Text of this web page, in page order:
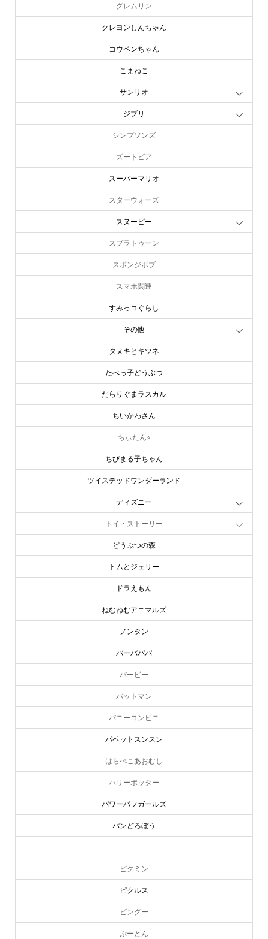
グレムリン
クレヨンしんちゃん
コウペンちゃん
こまねこ
サンリオ
ジブリ
シンプソンズ
ズートピア
スーパーマリオ
スターウォーズ
スヌーピー
スプラトゥーン
スポンジボブ
スマホ関連
すみっコぐらし
その他
タヌキとキツネ
たべっ子どうぶつ
だらりぐまラスカル
ちいかわさん
ちぃたん⭐︎
ちびまる子ちゃん
ツイステッドワンダーランド
ディズニー
トイ・ストーリー
どうぶつの森
トムとジェリー
ドラえもん
ねむねむアニマルズ
ノンタン
バーバパパ
バービー
バットマン
バニーコンビニ
パペットスンスン
はらぺこあおむし
ハリーポッター
パワーパフガールズ
パンどろぼう
ピクミン
ピクルス
ピングー
ぷーとん